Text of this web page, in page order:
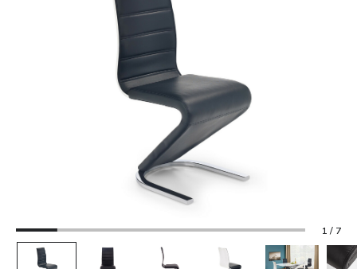
Nije potrebno plaćanje unaprijed
Besplatan povrat unutar 365 dana
01 8000 383
4.8
1 / 7